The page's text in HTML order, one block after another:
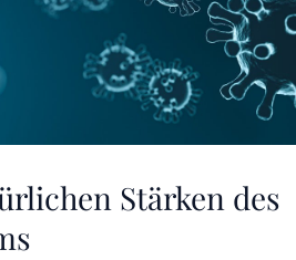
Stärken des